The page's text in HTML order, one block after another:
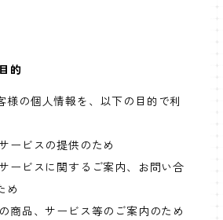
的
様の個人情報を、以下の目的で利
ービスの提供のため
ービスに関するご案内、お問い合
め
商品、サービス等のご案内のため